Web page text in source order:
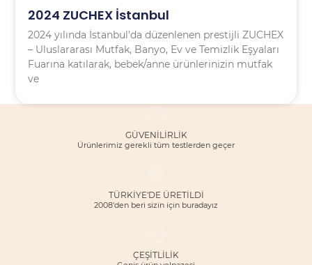
2024 ZUCHEX İstanbul
2024 yılında İstanbul’da düzenlenen prestijli ZUCHEX
– Uluslararası Mutfak, Banyo, Ev ve Temizlik Eşyaları
Fuarına katılarak, bebek/anne ürünlerinizin mutfak
ve
GÜVENILIRLIK
Ürünlerimiz gerekli tüm testlerden geçer
TÜRKİYE'DE ÜRETİLDİ
2008'den beri sizin için buradayız
ÇEŞITLILIK